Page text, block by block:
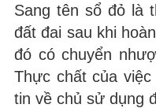
Sang tên sổ đỏ là
đất đai sau khi
đó có chuyển
Thực chất của
tin về chủ sử dụng